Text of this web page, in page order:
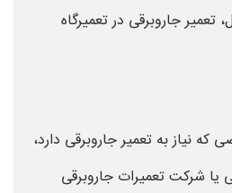
تعمیر جاروبرقی در تعمیرگاه
نیاز به تعمیر جاروبرقی دارد،
یا شرکت تعمیرات جاروبرقی